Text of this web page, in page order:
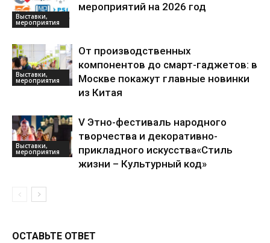
Выставки,
мероприятия
мероприятий на 2026 год
Выставки,
мероприятия
От производственных
компонентов до смарт-гаджетов: в
Москве покажут главные новинки
из Китая
Выставки,
мероприятия
V Этно-фестиваль народного
творчества и декоративно-
прикладного искусства«Стиль
жизни – Культурный код»
ОСТАВЬТЕ ОТВЕТ